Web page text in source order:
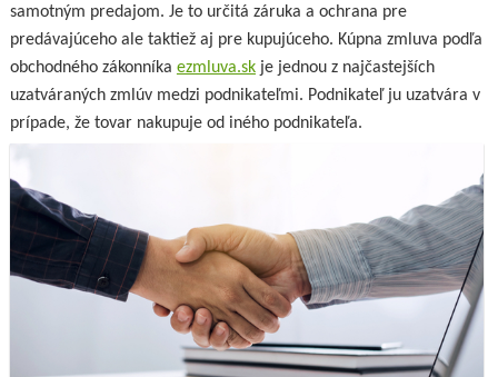
samotným predajom. Je to určitá záruka a ochrana pre
predávajúceho ale taktiež aj pre kupujúceho. Kúpna zmluva podľa
obchodného zákonníka ezmluva.skje jednou z najčastejších
uzatváraných zmlúv medzi podnikateľmi. Podnikateľ ju uzatvára v
prípade, že tovar nakupuje od iného podnikateľa.